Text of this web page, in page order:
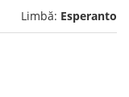
Limbă: Esperanto